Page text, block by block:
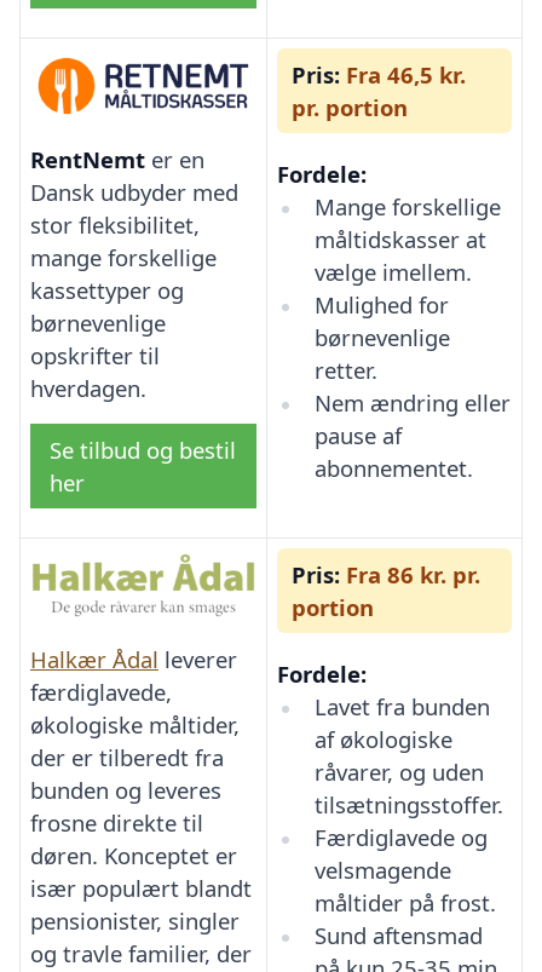
RentNemt er en
Dansk udbyder med
stor fleksibilitet,
mange forskellige
kassettyper og
børnevenlige
opskrifter til
hverdagen.
Se tilbud og bestil
her
Pris: Fra 46,5 kr.
pr. portion
Fordele:
Mange forskellige
måltidskasser at
vælge imellem.
Mulighed for
børnevenlige
retter.
Nem ændring eller
pause af
abonnementet.
Halkær Ådal leverer
færdiglavede,
økologiske måltider,
der er tilberedt fra
bunden og leveres
frosne direkte til
døren. Konceptet er
især populært blandt
pensionister, singler
og travle familier, der
Pris: Fra 86 kr. pr.
portion
Fordele:
Lavet fra bunden
af økologiske
råvarer, og uden
tilsætningsstoffer.
Færdiglavede og
velsmagende
måltider på frost.
Sund aftensmad